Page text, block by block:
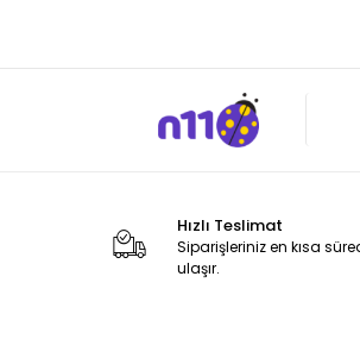
Hızlı Teslimat
Siparişleriniz en kısa
ulaşır.